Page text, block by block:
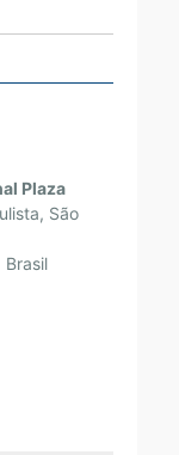
Plaza
São
Brasil